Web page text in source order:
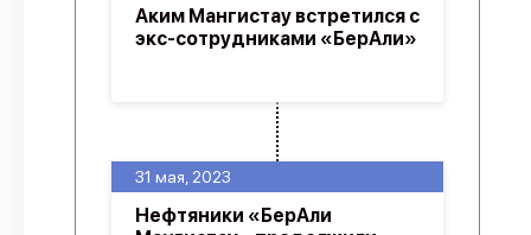
31 мая, 2023
Нефтяники «БерАли
Аким Мангистау встретился с
экс-сотрудниками «БерАли»